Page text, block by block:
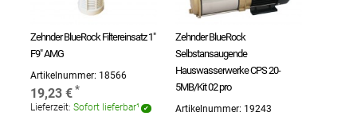
Zehnder BlueRock Filtereinsatz 1"
F9" AMG
Artikelnummer: 18566
19,23 €
Lieferzeit: Sofort lieferbar¹
Zehnder BlueRock
Selbstansaugende
Hauswasserwerke CPS 20-
5MB/Kit 02 pro
Artikelnummer: 19243